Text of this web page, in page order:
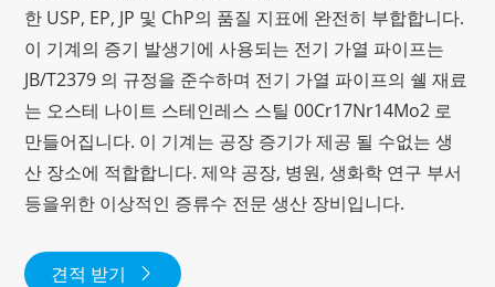
한 USP, EP, JP 및 ChP의 품질 지표에 완전히 부합합니다.
이 기계의 증기 발생기에 사용되는 전기 가열 파이프는
JB/T2379 의 규정을 준수하며 전기 가열 파이프의 쉘 재료
는 오스테 나이트 스테인레스 스틸 00Cr17Nr14Mo2 로
만들어집니다. 이 기계는 공장 증기가 제공 될 수없는 생
산 장소에 적합합니다. 제약 공장, 병원, 생화학 연구 부서
등을위한 이상적인 증류수 전문 생산 장비입니다.
견적 받기 